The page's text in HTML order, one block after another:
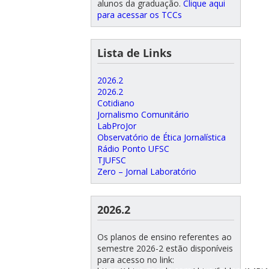
alunos da graduação. Clique aqui
para acessar os TCCs
Lista de Links
2026.2
2026.2
Cotidiano
Jornalismo Comunitário
LabProJor
Observatório de Ética Jornalística
Rádio Ponto UFSC
TJUFSC
Zero – Jornal Laboratório
2026.2
Os planos de ensino referentes ao
semestre 2026-2 estão disponíveis
para acesso no link: